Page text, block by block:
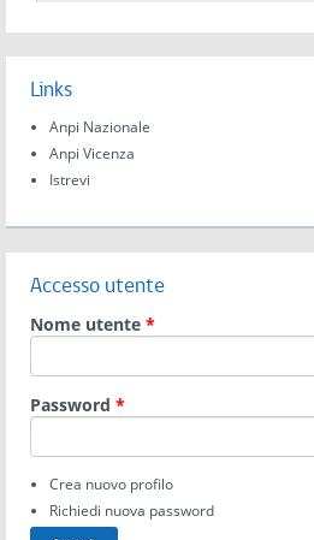
20
22
Links
Anpi Nazionale
Anpi Vicenza
Istrevi
Accesso utente
Nome utente *
Password *
Crea nuovo profilo
Richiedi nuova password